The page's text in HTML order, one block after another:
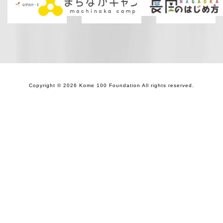
Copyright © 2026 Kome 100 Foundation All rights reserved.